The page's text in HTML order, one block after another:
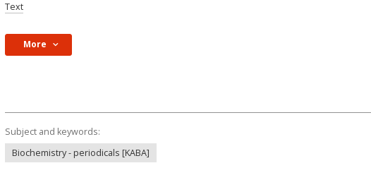
Text
More
Subject and keywords:
Biochemistry - periodicals [KABA]